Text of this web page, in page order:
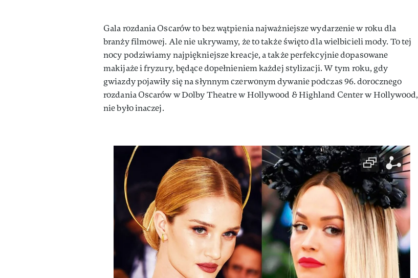
Gala rozdania Oscarów to bez wątpienia najważniejsze wydarzenie w roku dla
branży filmowej. Ale nie ukrywamy, że to także święto dla wielbicieli mody. To tej
nocy podziwiamy najpiękniejsze kreacje, a także perfekcyjnie dopasowane
makijaże i fryzury, będące dopełnieniem każdej stylizacji. W tym roku, gdy
gwiazdy pojawiły się na słynnym czerwonym dywanie podczas 96. dorocznego
rozdania Oscarów w Dolby Theatre w Hollywood & Highland Center w Hollywood,
nie było inaczej.